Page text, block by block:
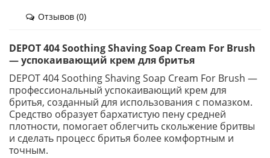
Отзывов (0)
DEPOT 404 Soothing Shaving Soap Cream For Brush
— успокаивающий крем для бритья
DEPOT 404 Soothing Shaving Soap Cream For Brush —
профессиональный успокаивающий крем для
бритья, созданный для использования с помазком.
Средство образует бархатистую пену средней
плотности, помогает облегчить скольжение бритвы
и сделать процесс бритья более комфортным и
точным.